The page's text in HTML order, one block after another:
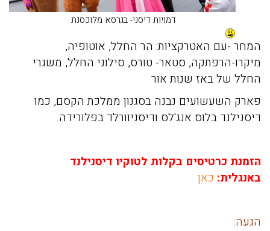
דמויות דיסני- בגרסא מלוכסנת
המחר -עם האטרקציות: הר החלל, אוטופיה,
מיקרו-הרפתקה, סטאר- טורס, סילוני החלל, משגרי
החלל של באז שנות אור
פארק השעשועים נבנה בסגנון ממלכת הקסם, כמו
דיסנילנד בלוס אנג'לס ודיסניוורלד בפלורידה.
הזמנת כרטיסים בקלות לטוקיו דיסנילנד
באנגלית: כאן
הגעה: